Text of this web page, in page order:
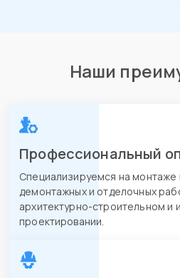
Наши
Профессиональный
Специализируемся на монтаже
демонтажных и отделочных
архитектурно-строительном и
проектировании.